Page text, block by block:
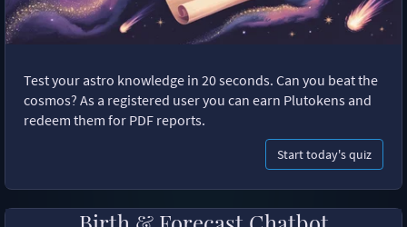
Test your astro knowledge in 20 seconds. Can you beat the
cosmos? As a registered user you can earn Plutokens and
redeem them for PDF reports.
Start today's quiz